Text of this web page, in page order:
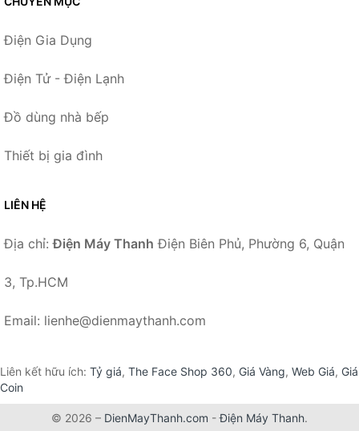
Điện Gia Dụng
Điện Tử - Điện Lạnh
Đồ dùng nhà bếp
Thiết bị gia đình
LIÊN HỆ
Địa chỉ:Điện Máy Thanh Điện Biên Phủ, Phường 6, Quận
3, Tp.HCM
Email: lienhe@dienmaythanh.com
Liên kết hữu ích: Tỷ giá, The Face Shop 360, Giá Vàng, Web Giá, Giá
Coin
© 2026 – DienMayThanh.com -Điện Máy Thanh.